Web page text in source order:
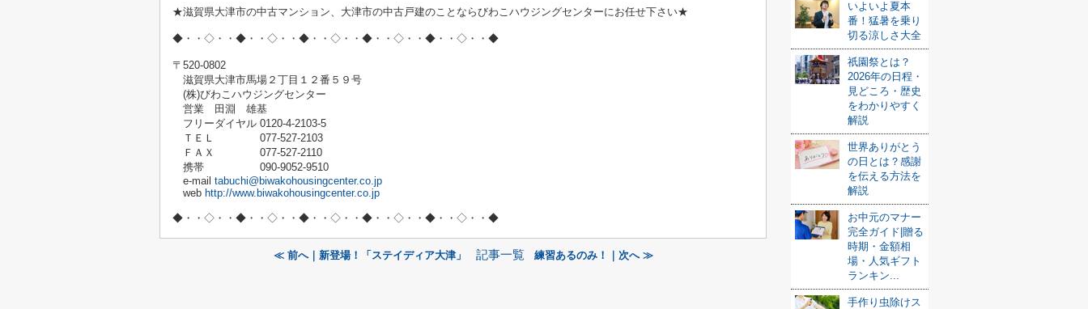
★滋賀県大津市の中古マンション、大津市の中古戸建のことならびわこハウジングセンターにお任せ下さい★
◆・・◇・・◆・・◇・・◆・・◇・・◆・・◇・・◆・・◇・・◆
〒520-0802
滋賀県大津市馬場２丁目１２番５９号
(株)びわこハウジングセンター
営業 田淵 雄基
フリーダイヤル 0120-4-2103-5
ＴＥＬ 077-527-2103
ＦＡＸ 077-527-2110
携帯 090-9052-9510
e-mail tabuchi@biwakohousingcenter.co.jp
web http://www.biwakohousingcenter.co.jp
◆・・◇・・◆・・◇・・◆・・◇・・◆・・◇・・◆・・◇・・◆
≪ 前へ｜新登場！「ステイディア大津」 記事一覧 練習あるのみ！｜次へ ≫
いよいよ夏本
番！猛暑を乗り
切る涼しさ大全
祇園祭とは？
2026年の日程・
見どころ・歴史
をわかりやすく
解説
世界ありがとう
の日とは？感謝
を伝える方法を
解説
お中元のマナー
完全ガイド|贈る
時期・金額相
場・人気ギフト
ランキン...
手作り虫除けス